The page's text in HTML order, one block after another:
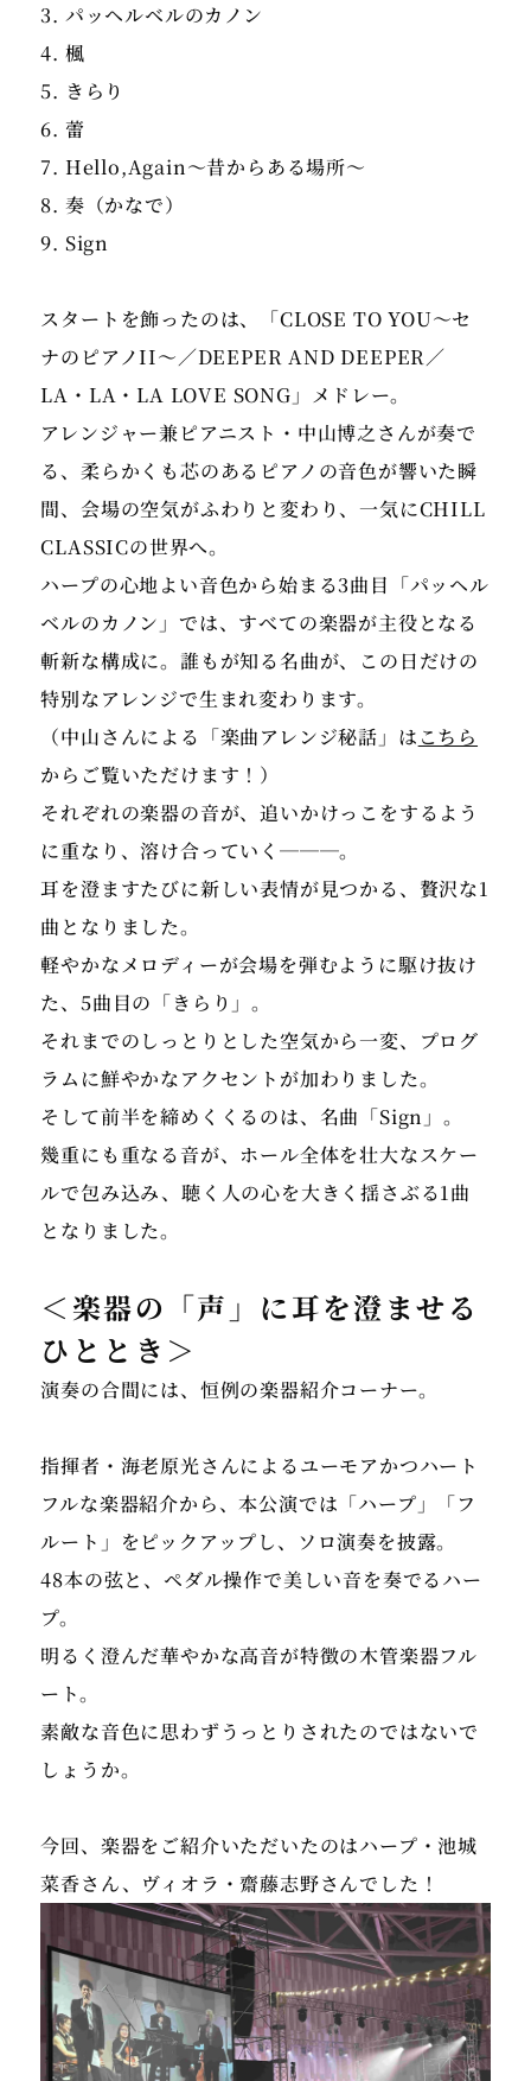
3. パッヘルベルのカノン
4. 楓
5. きらり
6. 蕾
7. Hello,Again～昔からある場所～
8. 奏（かなで）
9. Sign
スタートを飾ったのは、「CLOSE TO YOU〜セ
ナのピアノII〜／DEEPER AND DEEPER／
LA・LA・LA LOVE SONG」メドレー。
アレンジャー兼ピアニスト・中山博之さんが奏で
る、柔らかくも芯のあるピアノの音色が響いた瞬
間、会場の空気がふわりと変わり、一気にCHILL
CLASSICの世界へ。
ハープの心地よい音色から始まる3曲目「パッヘル
ベルのカノン」では、すべての楽器が主役となる
斬新な構成に。誰もが知る名曲が、この日だけの
特別なアレンジで生まれ変わります。
（中山さんによる「楽曲アレンジ秘話」は こちら
からご覧いただけます！）
それぞれの楽器の音が、追いかけっこをするよう
に重なり、溶け合っていく───。
耳を澄ますたびに新しい表情が見つかる、贅沢な1
曲となりました。
軽やかなメロディーが会場を弾むように駆け抜け
た、5曲目の「きらり」。
それまでのしっとりとした空気から一変、プログ
ラムに鮮やかなアクセントが加わりました。
そして前半を締めくくるのは、名曲「Sign」。
幾重にも重なる音が、ホール全体を壮大なスケー
ルで包み込み、聴く人の心を大きく揺さぶる1曲
＜楽器の「声」に耳を澄ませる
ひととき＞
演奏の合間には、恒例の楽器紹介コーナー。
指揮者・海老原光さんによるユーモアかつハート
フルな楽器紹介から、本公演では「ハープ」「フ
ルート」をピックアップし、ソロ演奏を披露。
48本の弦と、ペダル操作で美しい音を奏でるハー
プ。
明るく澄んだ華やかな高音が特徴の木管楽器フル
ート。
素敵な音色に思わずうっとりされたのではないで
しょうか。
今回、楽器をご紹介いただいたのはハープ・池城